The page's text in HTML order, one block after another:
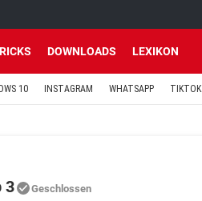
DOWNLOADS LEXIKON
10 INSTAGRAM WHATSAPP TIKTOK
3 Geschlossen